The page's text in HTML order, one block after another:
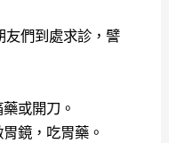
友們到處求診，譬
或開刀。
鏡，吃胃藥。